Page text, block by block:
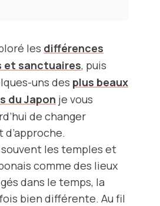
les différences
et sanctuaires, puis
uns des plus beaux
du Japon je vous
de changer
souvent les temples et
comme des lieux
dans le temps, la
bien différente. Au fil